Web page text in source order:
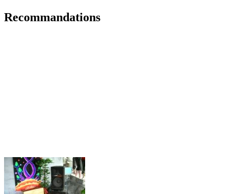
Recommandations